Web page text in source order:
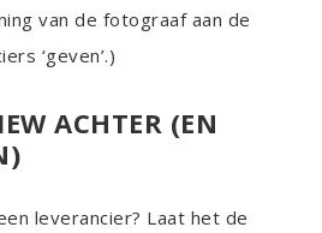
van de fotograaf aan de
‘geven’.)
ACHTER (EN
leverancier? Laat het de